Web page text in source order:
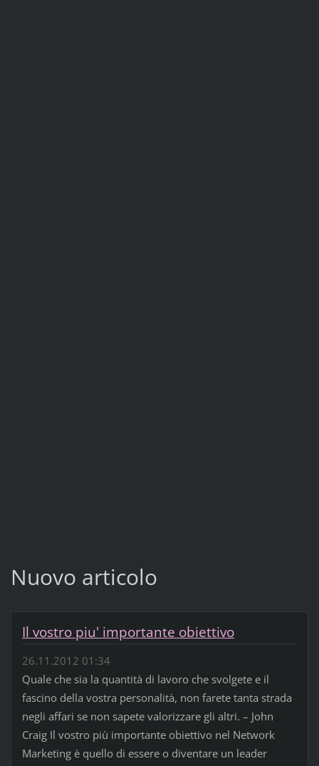
Nuovo articolo
Il vostro piu' importante obiettivo
26.11.2012 01:34
Quale che sia la quantità di lavoro che svolgete e il
fascino della vostra personalità, non farete tanta strada
negli affari se non sapete valorizzare gli altri. – John
Craig Il vostro più importante obiettivo nel Network
Marketing è quello di essere o diventare un leader